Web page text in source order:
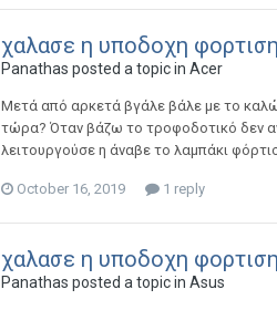
χαλασε η υποδοχη
Panathas posted a topic in Acer
Μετά από αρκετά βγάλε βάλε με το
τώρα? Όταν βάζω το τροφοδοτικό δεν
λειτουργούσε η άναβε το λαμπάκι
October 16, 2019 1 reply
χαλασε η υποδοχη
Panathas posted a topic in Asus